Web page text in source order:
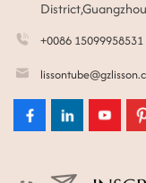
+0086 15099958531